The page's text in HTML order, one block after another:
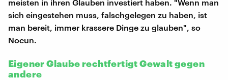
meisten in ihren Glauben investiert haben. "Wenn man
sich eingestehen muss, falschgelegen zu haben, ist
man bereit, immer krassere Dinge zu glauben", so
Nocun.
Eigener Glaube rechtfertigt Gewalt gegen
andere